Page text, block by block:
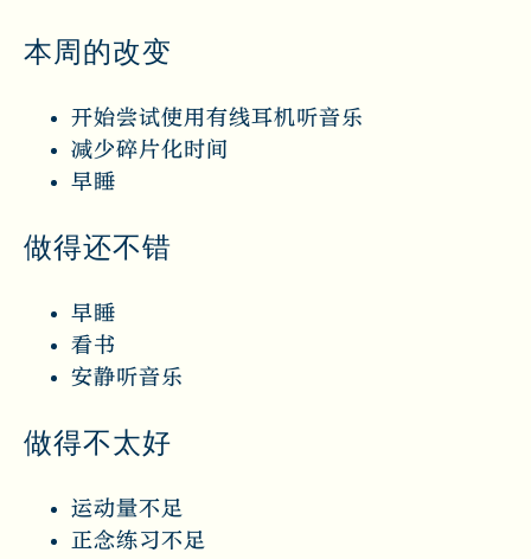
本周的改变
开始尝试使用有线耳机听音乐
减少碎片化时间
早睡
做得还不错
早睡
看书
安静听音乐
做得不太好
运动量不足
正念练习不足